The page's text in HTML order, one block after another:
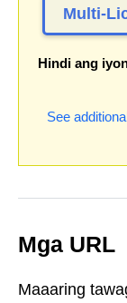
Multi-
Hindi ang
See
Mga URL
Maaaring